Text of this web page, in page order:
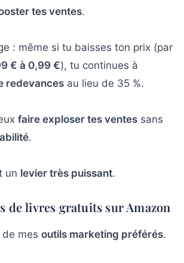
tes ventes.
: même si tu baisses ton prix (par
€ à 0,99 €), tu continues à
redevances au lieu de 35 %.
faire exploser tes ventes sans
.
un levier très puissant.
de livres gratuits sur Amazon
de mes outils marketing préférés.